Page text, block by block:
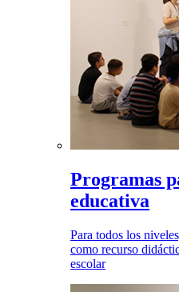
Programas
educativa
Para todos los
como recurso
escolar